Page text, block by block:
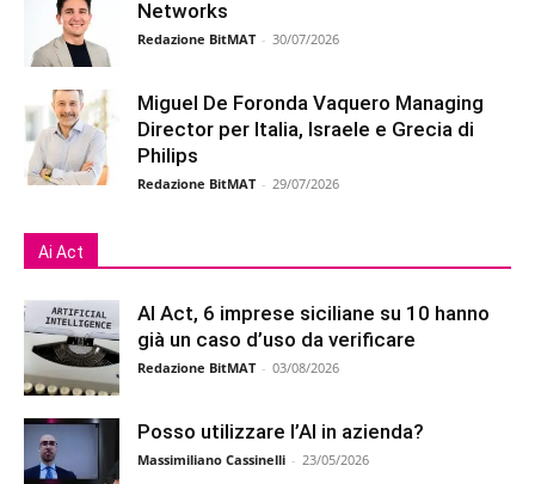
Networks
Redazione BitMAT - 30/07/2026
Miguel De Foronda Vaquero Managing
Director per Italia, Israele e Grecia di
Philips
Redazione BitMAT - 29/07/2026
Ai Act
AI Act, 6 imprese siciliane su 10 hanno
già un caso d’uso da verificare
Redazione BitMAT - 03/08/2026
Posso utilizzare l’AI in azienda?
Massimiliano Cassinelli - 23/05/2026